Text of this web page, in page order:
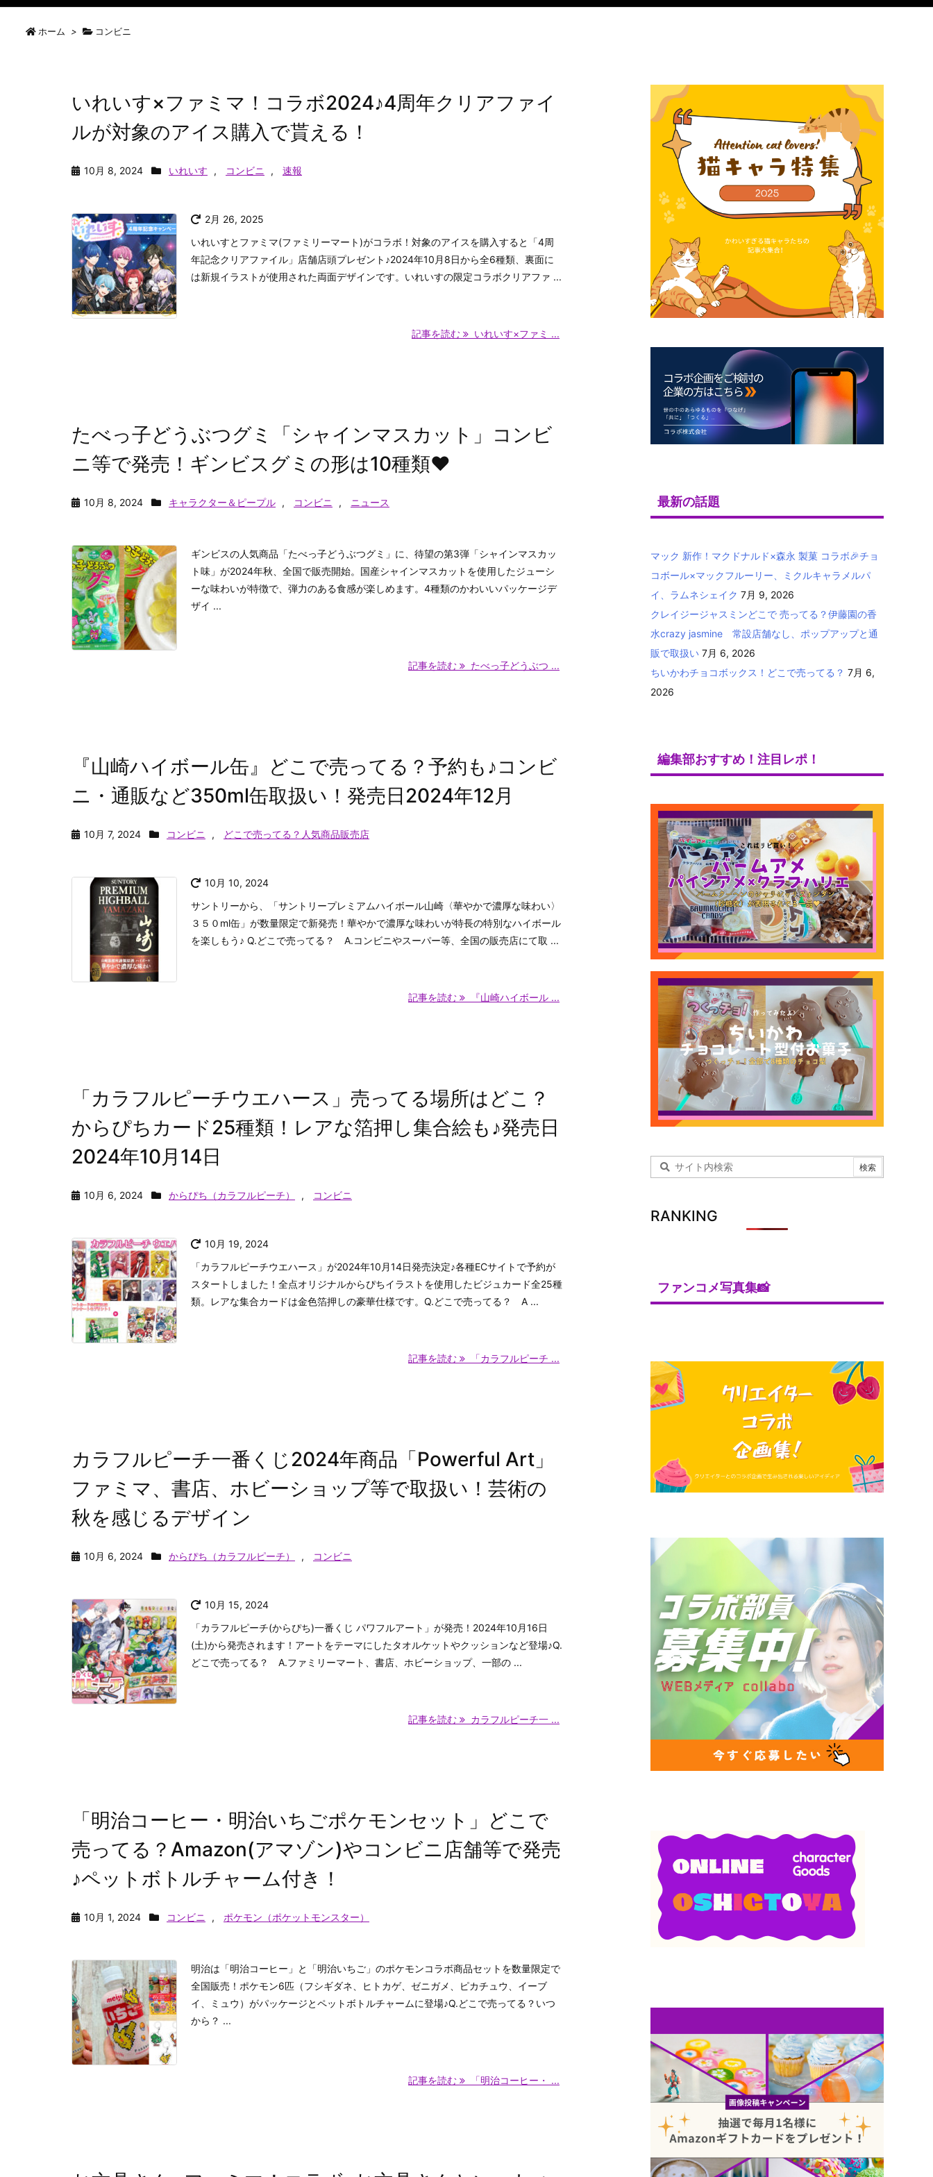
ホーム > コンビニ
いれいす×ファミマ！コラボ2024♪4周年クリアファイ
ルが対象のアイス購入で貰える！
10月 8, 2024 いれいす , コンビニ , 速報
2月 26, 2025
いれいすとファミマ(ファミリーマート)がコラボ！対象のアイスを購入すると「4周
年記念クリアファイル」店舗店頭プレゼント♪2024年10月8日から全6種類、裏面に
は新規イラストが使用された両面デザインです。いれいすの限定コラボクリアファ ...
記事を読む いれいす×ファミ ...
たべっ子どうぶつグミ「シャインマスカット」コンビ
ニ等で発売！ギンビスグミの形は10種類♥
10月 8, 2024 キャラクター＆ピープル , コンビニ , ニュース
ギンビスの人気商品「たべっ子どうぶつグミ」に、待望の第3弾「シャインマスカッ
ト味」が2024年秋、全国で販売開始。国産シャインマスカットを使用したジューシ
ーな味わいが特徴で、弾力のある食感が楽しめます。4種類のかわいいパッケージデ
ザイ ...
記事を読む たべっ子どうぶつ ...
『山崎ハイボール缶』どこで売ってる？予約も♪コンビ
ニ・通販など350ml缶取扱い！発売日2024年12月
10月 7, 2024 コンビニ , どこで売ってる？人気商品販売店
10月 10, 2024
サントリーから、「サントリープレミアムハイボール山崎〈華やかで濃厚な味わい〉
３５０ml缶」が数量限定で新発売！華やかで濃厚な味わいが特長の特別なハイボール
を楽しもう♪ Q.どこで売ってる？ A.コンビニやスーパー等、全国の販売店にて取 ...
記事を読む 『山崎ハイボール ...
「カラフルピーチウエハース」売ってる場所はどこ？
からぴちカード25種類！レアな箔押し集合絵も♪発売日
2024年10月14日
10月 6, 2024 からぴち（カラフルピーチ） , コンビニ
10月 19, 2024
「カラフルピーチウエハース」が2024年10月14日発売決定♪各種ECサイトで予約が
スタートしました！全点オリジナルからぴちイラストを使用したビジュカード全25種
類。レアな集合カードは金色箔押しの豪華仕様です。Q.どこで売ってる？ A ...
記事を読む 「カラフルピーチ ...
カラフルピーチ一番くじ2024年商品「Powerful Art」
ファミマ、書店、ホビーショップ等で取扱い！芸術の
秋を感じるデザイン
10月 6, 2024 からぴち（カラフルピーチ） , コンビニ
10月 15, 2024
「カラフルピーチ(からぴち)一番くじ パワフルアート」が発売！2024年10月16日
(土)から発売されます！アートをテーマにしたタオルケットやクッションなど登場♪Q.
どこで売ってる？ A.ファミリーマート、書店、ホビーショップ、一部の ...
記事を読む カラフルピーチ一 ...
「明治コーヒー・明治いちごポケモンセット」どこで
売ってる？Amazon(アマゾン)やコンビニ店舗等で発売
♪ペットボトルチャーム付き！
10月 1, 2024 コンビニ , ポケモン（ポケットモンスター）
明治は「明治コーヒー」と「明治いちご」のポケモンコラボ商品セットを数量限定で
全国販売！ポケモン6匹（フシギダネ、ヒトカゲ、ゼニガメ、ピカチュウ、イーブ
イ、ミュウ）がパッケージとペットボトルチャームに登場♪Q.どこで売ってる？いつ
から？ ...
記事を読む 「明治コーヒー・ ...
最新の話題
マック 新作！マクドナルド×森永 製菓 コラボ🎉チョ
コボール×マックフルーリー、ミクルキャラメルパ
イ、ラムネシェイク 7月 9, 2026
クレイジージャスミンどこで 売ってる？伊藤園の香
水crazy jasmine 常設店舗なし、ポップアップと通
販で取扱い 7月 6, 2026
ちいかわチョコボックス！どこで売ってる？ 7月 6,
2026
編集部おすすめ！注目レポ！
RANKING
ファンコメ写真集📸